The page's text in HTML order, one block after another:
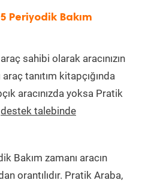
Periyodik Bakım
sahibi olarak aracınızın
tanıtım kitapçığında
aracınızda yoksa Pratik
destek talebinde
Bakım zamanı aracın
orantılıdır. Pratik Araba,